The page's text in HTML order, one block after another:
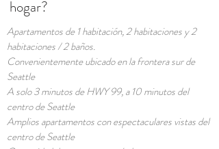
hogar?
Apartamentos de 1 habitación, 2 habitaciones y 2
habitaciones / 2 baños.
Convenientemente ubicado en la frontera sur de
Seattle
A solo 3 minutos de HWY 99, a 10 minutos del
centro de Seattle
Amplios apartamentos con espectaculares vistas del
centro de Seattle